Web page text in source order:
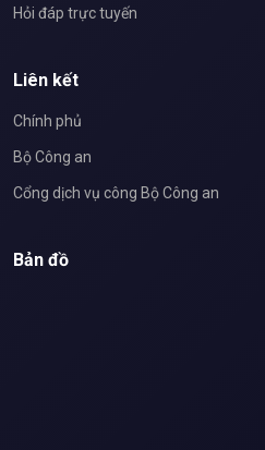
Hỏi đáp trực tuyến
Liên kết
Chính phủ
Bộ Công an
Cổng dịch vụ công Bộ Công an
Bản đồ